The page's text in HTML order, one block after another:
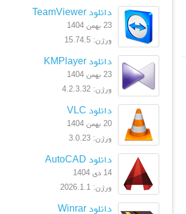
دانلود TeamViewer
23 بهمن 1404
ورژن: 15.74.5
دانلود KMPlayer
23 بهمن 1404
ورژن: 4.2.3.32
دانلود VLC
20 بهمن 1404
ورژن: 3.0.23
دانلود AutoCAD
14 دی 1404
ورژن: 2026.1.1
دانلود Winrar